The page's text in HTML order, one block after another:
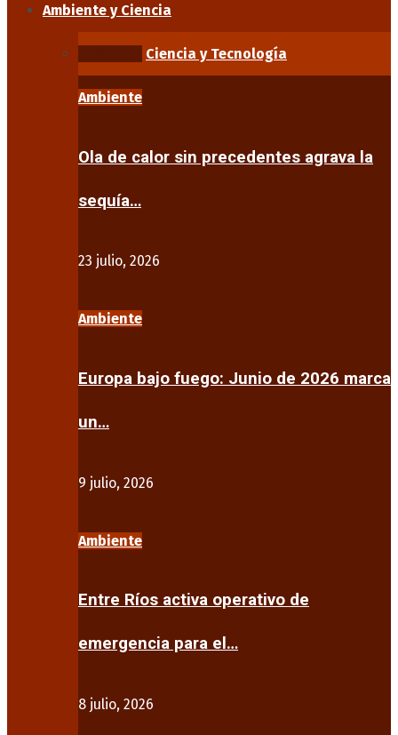
Ambiente y Ciencia
Ciencia y Tecnología
Ambiente
Ola de calor sin precedentes agrava la
sequía…
23 julio, 2026
Ambiente
Europa bajo fuego: Junio de 2026 marca
un…
9 julio, 2026
Ambiente
Entre Ríos activa operativo de
emergencia para el…
8 julio, 2026